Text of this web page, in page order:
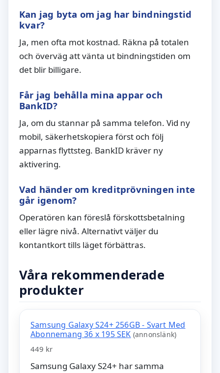
Kan jag byta om jag har bindningstid
kvar?
Ja, men ofta mot kostnad. Räkna på totalen
och överväg att vänta ut bindningstiden om
det blir billigare.
Får jag behålla mina appar och
BankID?
Ja, om du stannar på samma telefon. Vid ny
mobil, säkerhetskopiera först och följ
apparnas flyttsteg. BankID kräver ny
aktivering.
Vad händer om kreditprövningen inte
går igenom?
Operatören kan föreslå förskottsbetalning
eller lägre nivå. Alternativt väljer du
kontantkort tills läget förbättras.
Våra rekommenderade
produkter
Samsung Galaxy S24+ 256GB - Svart Med
Abonnemang 36 x 195 SEK (annonslänk)
449 kr
Samsung Galaxy S24+ har samma